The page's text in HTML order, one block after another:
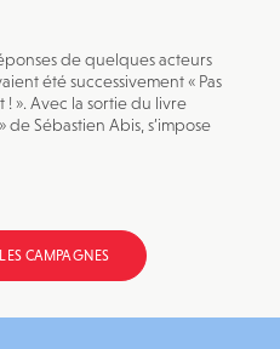
de quelques acteurs
été successivement « Pas
». Avec la sortie du livre
Sébastien Abis, s’impose
CAMPAGNES